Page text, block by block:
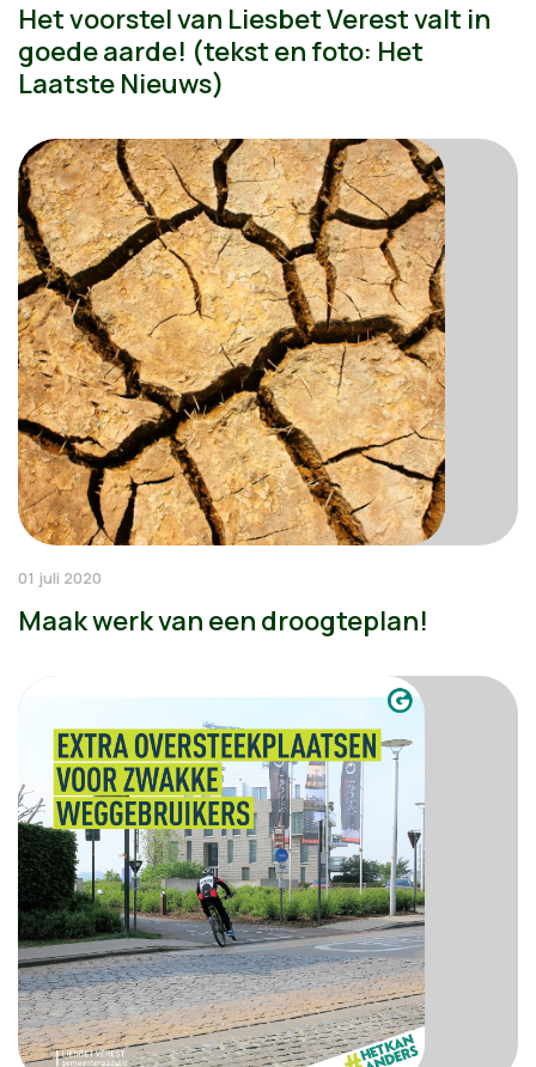
Het voorstel van Liesbet Verest valt in
goede aarde! (tekst en foto: Het
Laatste Nieuws)
01 juli 2020
Maak werk van een droogteplan!